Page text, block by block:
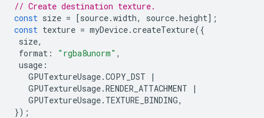
// Create destination texture.
const size = [source.width, source.height];
const texture = myDevice.createTexture({
size,
format : "rgba8unorm" ,
usage :
GPUTextureUsage.COPY_DST
|
GPUTextureUsage.RENDER_ATTACHMENT
|
GPUTextureUsage. TEXTURE_BINDING,
});